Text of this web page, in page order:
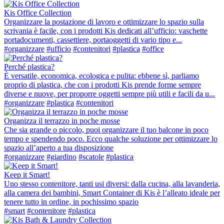
Kis Office Collection
Organizzare la postazione di lavoro e ottimizzare lo spazio sulla
scrivania è facile, con i prodotti Kis dedicati all’ufficio: vaschette
portadocumenti, cassettiere, portaoggetti di vario tipo e...
#organizzare #ufficio #contenitori #plastica #office
Perché plastica?
È versatile, economica, ecologica e pulita: ebbene sì, parliamo
proprio di plastica, che con i prodotti Kis prende forme sempre
diverse e nuove, per proporre oggetti sempre più utili e facili da u...
#organizzare #plastica #contenitori
Organizza il terrazzo in poche mosse
Che sia grande o piccolo, puoi organizzare il tuo balcone in poco
tempo e spendendo poco. Ecco qualche soluzione per ottimizzare lo
spazio all’aperto a tua disposizione
#organizzare #giardino #scatole #plastica
Keep it Smart!
Uno stesso contenitore, tanti usi diversi: dalla cucina, alla lavanderia,
alla camera dei bambini, Smart Container di Kis è l’alleato ideale per
tenere tutto in ordine, in pochissimo spazio
#smart #contenitore #plastica